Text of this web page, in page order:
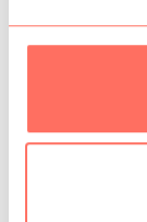
GRAMATURA